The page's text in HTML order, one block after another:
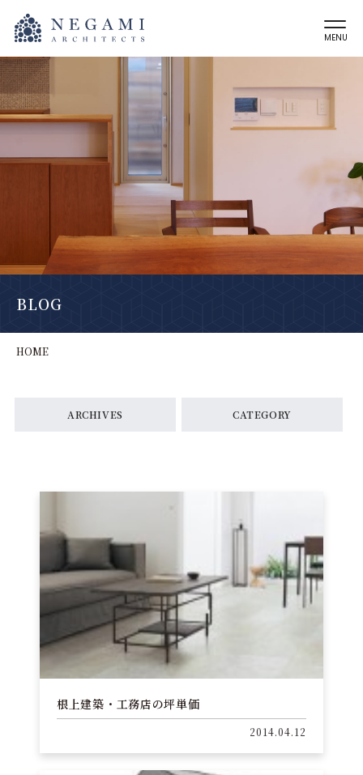
MENU
BLOG
HOME
ARCHIVES CATEGORY
根上建築・工務店の坪単価
2014.04.12